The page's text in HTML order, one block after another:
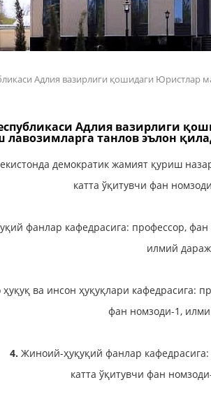
Адлия вазирлиги қошидаги
Адлия вазирлиги
лавозимларга танлов эълон
демократик жамият қуриш
катта ўқитувчи фан
фанлар кафедрасига: профессор,
илмий
ҳуқуқ ва инсон ҳуқуқлари кафедрасига:
фан номзоди-1,
4. Жиноий-ҳуқуқий фанлар
катта ўқитувчи фан